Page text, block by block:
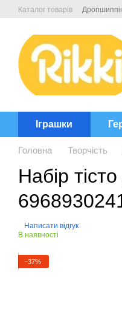
Перейти до основного
Каталог товарів
Іграшки
Головна Творчість
Набір
Написати відгук
В наявності
−37%